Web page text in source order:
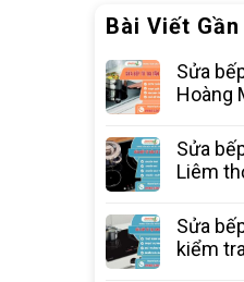
Bài Viết
Sửa
Hoàng
Sửa
Liêm
Sửa
kiểm